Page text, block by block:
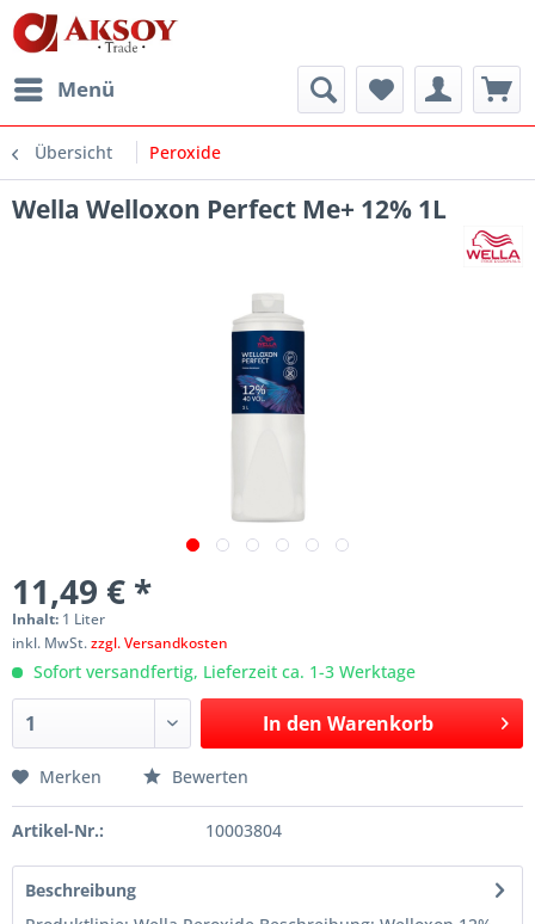
Menü
Übersicht Peroxide
Wella Welloxon Perfect Me+ 12% 1L
11,49 € *
Inhalt: 1 Liter
inkl. MwSt.zzgl. Versandkosten
Sofort versandfertig, Lieferzeit ca. 1-3 Werktage
In den Warenkorb
Merken Bewerten
Artikel-Nr.: 10003804
Beschreibung